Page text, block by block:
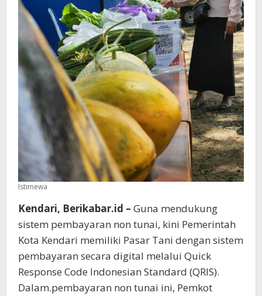
Istimewa
Kendari, Berikabar.id – Guna mendukung
sistem pembayaran non tunai, kini Pemerintah
Kota Kendari memiliki Pasar Tani dengan sistem
pembayaran secara digital melalui Quick
Response Code Indonesian Standard (QRIS).
Dalam.pembayaran non tunai ini, Pemkot